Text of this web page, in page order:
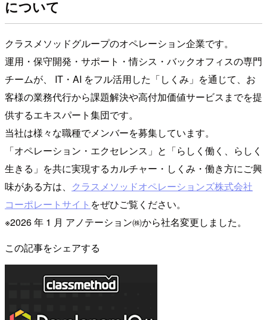
について
クラスメソッドグループのオペレーション企業です。
運用・保守開発・サポート・情シス・バックオフィスの専門
チームが、 IT・AI をフル活用した「しくみ」を通じて、お
客様の業務代行から課題解決や高付加価値サービスまでを提
供するエキスパート集団です。
当社は様々な職種でメンバーを募集しています。
「オペレーション・エクセレンス」と「らしく働く、らしく
生きる」を共に実現するカルチャー・しくみ・働き方にご興
味がある方は、 クラスメソッドオペレーションズ株式会社
コーポレートサイト をぜひご覧ください。
※2026 年 1 月 アノテーション㈱から社名変更しました。
この記事をシェアする